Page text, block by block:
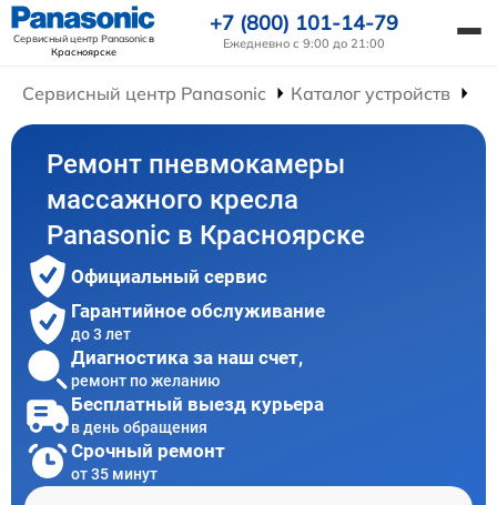
Сервисный центр Panasonicв
Красноярске
+7 (800) 101-14-79
Ежедневно с 9:00 до 21:00
Сервисный центр Panasonic Каталог устройств
Ремонт пневмокамеры
массажного кресла
Panasonic в Красноярске
Официальный сервис
Гарантийное обслуживание
до 3 лет
Диагностика за наш счет,
ремонт по желанию
Бесплатный выезд курьера
в день обращения
Срочный ремонт
от 35 минут